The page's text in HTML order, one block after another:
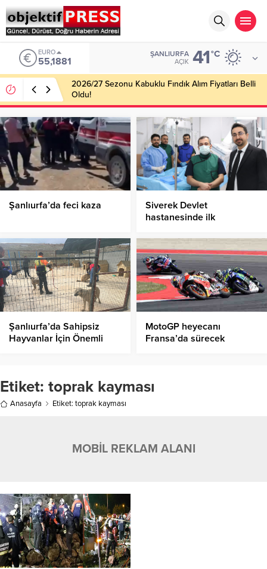
EURO
55,1881
ŞANLIURFA
AÇIK 41°C
2026/27 Sezonu Kabuklu Fındık Alım Fiyatları Belli
Oldu!
Şanlıurfa’da feci kaza
Siverek Devlet
hastanesinde ilk
Şanlıurfa’da Sahipsiz
Hayvanlar İçin Önemli
MotoGP heyecanı
Fransa’da sürecek
Etiket: toprak kayması
Anasayfa Etiket: toprak kayması
MOBİL REKLAM ALANI